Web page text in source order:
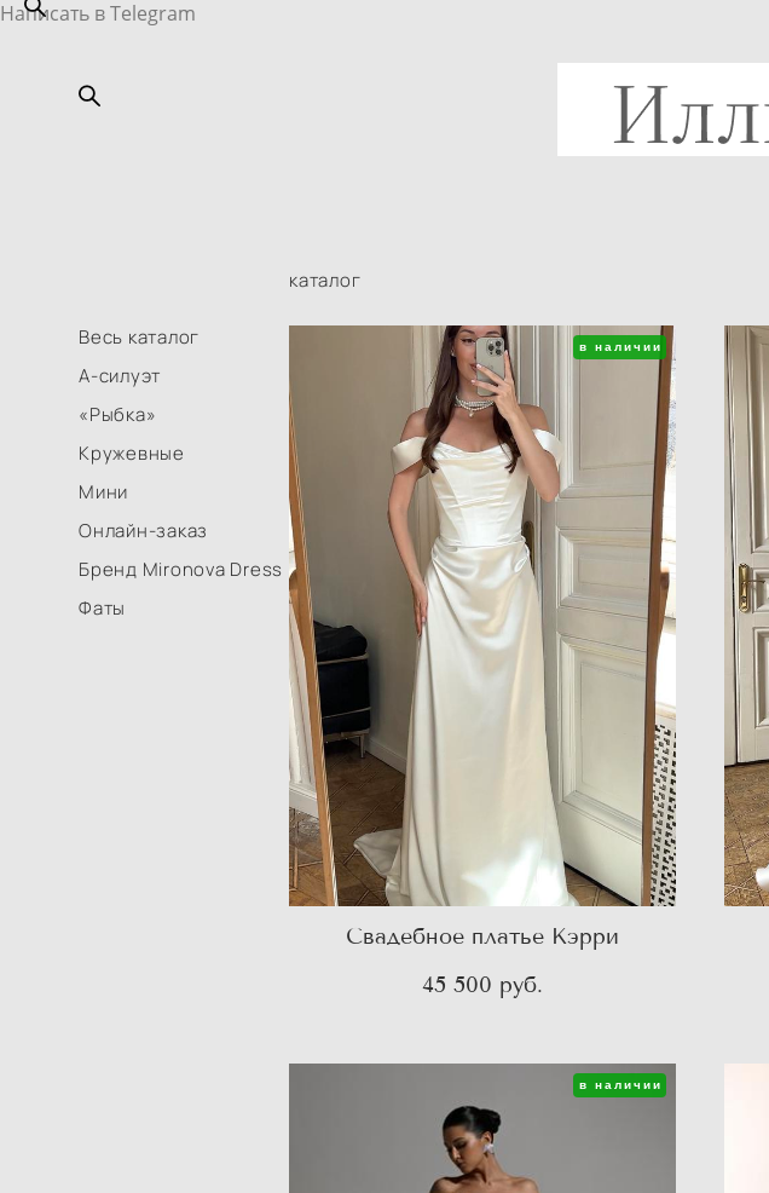
Написать в Telegram
Весь каталог
А-силуэт
«Рыбка»
Кружевные
Мини
Онлайн-заказ
Бренд Mironova Dress
Фаты
каталог
в наличии
Свадебное платье Кэрри
45 500 pуб.
в наличии